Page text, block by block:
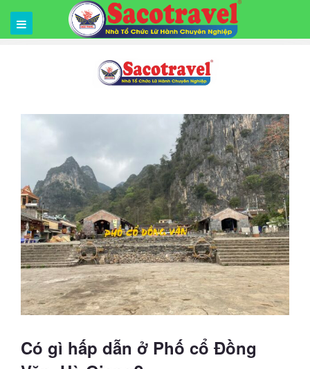
Có gì hấp dẫn ở Phố cổ Đồng